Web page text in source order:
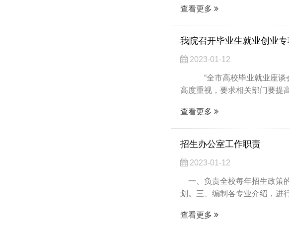
查看更多
我院召开毕业生就业创业
2023-01-12
“全市高校毕业就业座谈会”
高度重视，要求相关部门要提
查看更多
招生办公室工作职责
2023-01-12
一、负责全校每年招生政策
划。三、编制各专业介绍，进
查看更多